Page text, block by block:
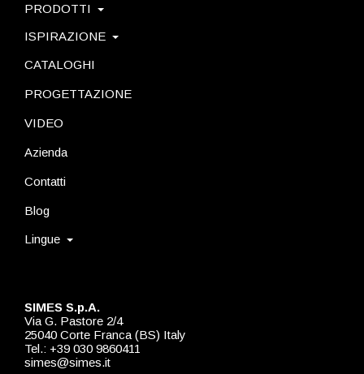
SIMES S.p.A.
Via G. Pastore 2/4
25040 Corte Franca (BS) Italy
Tel.: +39 030 9860411
simes@simes.it
PRODOTTI
ISPIRAZIONE
CATALOGHI
PROGETTAZIONE
VIDEO
Azienda
Contatti
Blog
Lingue